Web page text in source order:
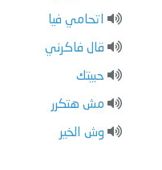
اتحامي فيا
قال فاكرني
حبيتك
مش هتكرر
وش الخير